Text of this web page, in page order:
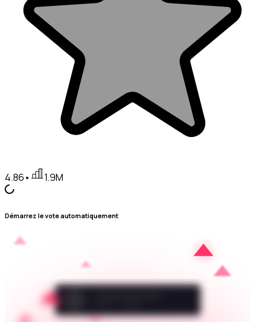
4.86• 1.9M
Démarrez le vote automatiquement